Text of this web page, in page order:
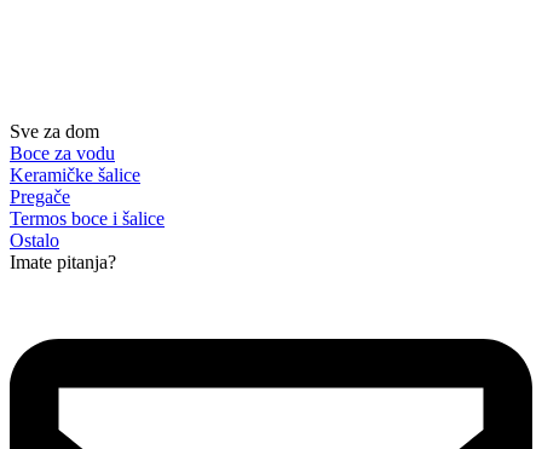
Sve za dom
Boce za vodu
Keramičke šalice
Pregače
Termos boce i šalice
Ostalo
Imate pitanja?